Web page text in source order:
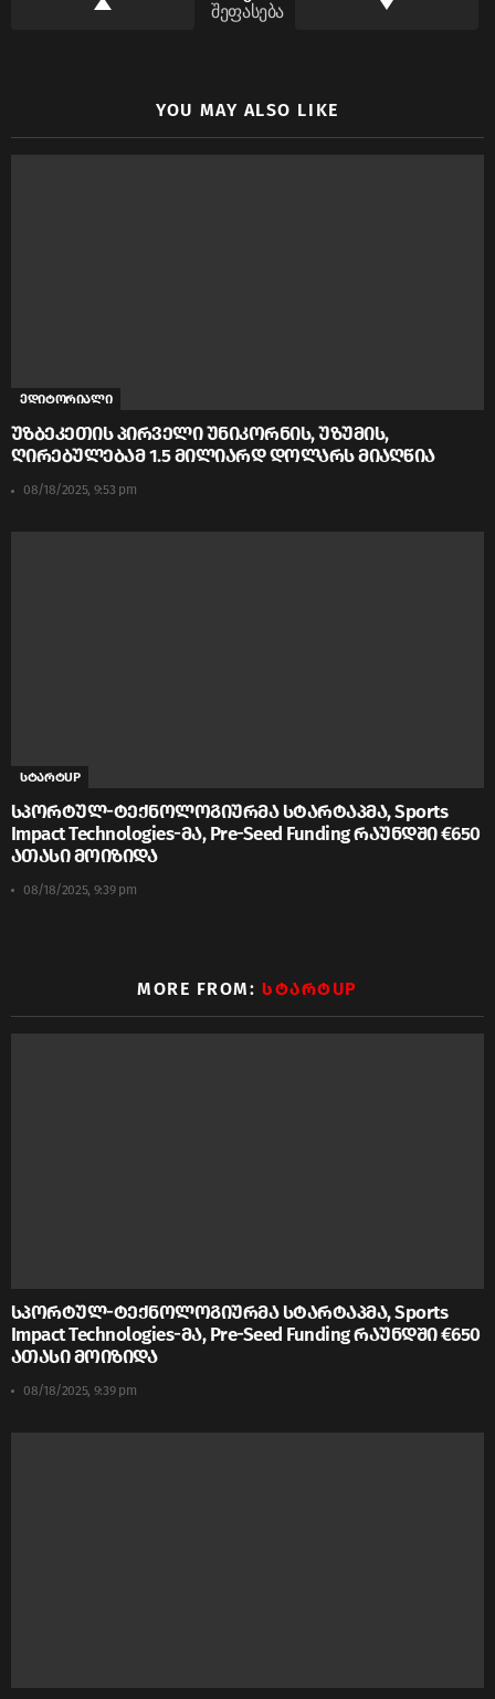
შეფასება
YOU MAY ALSO LIKE
ედიტორიალი
უზბეკეთის პირველი უნიკორნის, უზუმის,
ღირებულებამ 1.5 მილიარდ დოლარს მიაღწია
08/18/2025, 9:53 pm
სტარტUP
სპორტულ-ტექნოლოგიურმა სტარტაპმა, Sports
Impact Technologies-მა, Pre-Seed Funding რაუნდში €650
ათასი მოიზიდა
08/18/2025, 9:39 pm
MORE FROM:ᲡᲢᲐᲠᲢUP
სპორტულ-ტექნოლოგიურმა სტარტაპმა, Sports
Impact Technologies-მა, Pre-Seed Funding რაუნდში €650
ათასი მოიზიდა
08/18/2025, 9:39 pm